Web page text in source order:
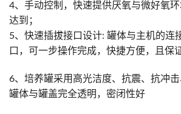
4、手动控制，快速提供厌氧与微好氧环
达到；
5、快速插拔接口设计: 罐体与主机的连
口，可一步操作完成，快捷方便，且保
6、培养罐采用高光洁度、抗震、抗冲击
罐体与罐盖完全透明，密闭性好